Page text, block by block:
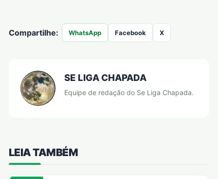
Compartilhe: WhatsApp Facebook X
SE LIGA CHAPADA
Equipe de redação do Se Liga Chapada.
LEIA TAMBÉM